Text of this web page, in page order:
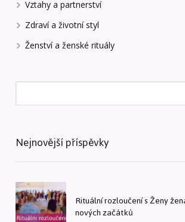
Vztahy a partnerství
Zdraví a životní styl
Ženství a ženské rituály
Nejnovější příspěvky
Rituální rozloučení s Ženy
nových začátků